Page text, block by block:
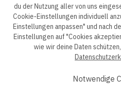
Datenschutzerklärung B2B
du der Nutzung aller von uns
Cookie-Einstellungen individuell
Einstellungen anpassen" und nach
Einstellungen auf "Cookies
wie wir deine Daten
Notwendige